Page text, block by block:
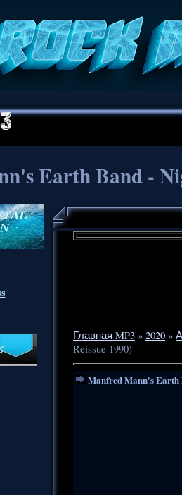
Earth Band -
Главная MP3 » 2020 »
Reissue 1990)
Manfred Mann's Earth